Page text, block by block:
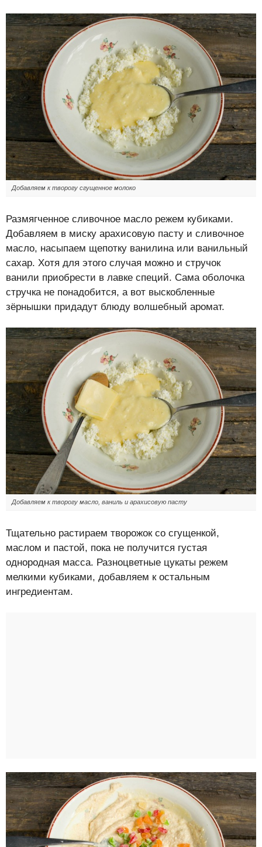
Добавляем к творогу сгущенное молоко
Размягченное сливочное масло режем кубиками.
Добавляем в миску арахисовую пасту и сливочное
масло, насыпаем щепотку ванилина или ванильный
сахар. Хотя для этого случая можно и стручок
ванили приобрести в лавке специй. Сама оболочка
стручка не понадобится, а вот выскобленные
зёрнышки придадут блюду волшебный аромат.
Добавляем к творогу масло, ваниль и арахисовую пасту
Тщательно растираем творожок со сгущенкой,
маслом и пастой, пока не получится густая
однородная масса. Разноцветные цукаты режем
мелкими кубиками, добавляем к остальным
ингредиентам.